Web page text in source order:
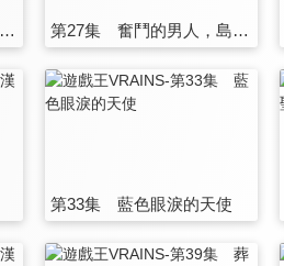
第26集 導向希望的三次抽牌 第27集 奮鬥的男人，島直樹
第33集 藍色眼淚的天使